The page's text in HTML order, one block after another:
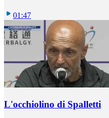
01:47
L'occhiolino di Spalletti